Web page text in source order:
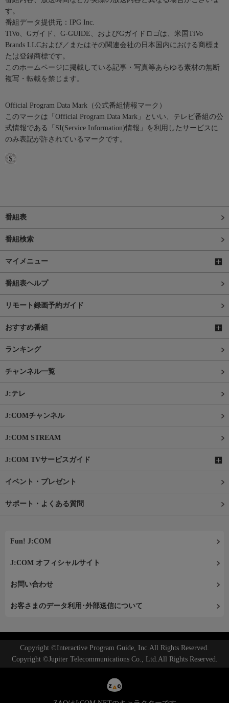
す。
番組データ提供元：IPG Inc.
TiVo、Gガイド、G-GUIDE、およびGガイドロゴは、米国TiVo
Brands LLCおよび／またはその関連会社の日本国内における商標ま
たは登録商標です。
このホームページに掲載している記事・写真等あらゆる素材の無断
複写・転載を禁じます。
Official Program Data Mark（公式番組情報マーク）
このマークは「Official Program Data Mark」といい、テレビ番組の公
式情報である「SI(Service Information)情報」を利用したサービスに
のみ表記が許されているマークです。
番組表
番組検索
マイメニュー
番組表ヘルプ
リモート録画予約ガイド
おすすめ番組
ランキング
チャンネル一覧
J:テレ
J:COMチャンネル
J:COM STREAM
J:COM TVサービスガイド
イベント・プレゼント
サポート・よくある質問
Fun! J:COM
J:COM オフィシャルサイト
お問い合わせ
お客さまのデータ利用･外部送信について
Copyright ©Interactive Program Guide, Inc.All Rights Reserved.
Copyright ©Jupiter Telecommunications Co., Ltd.All Rights Reserved.